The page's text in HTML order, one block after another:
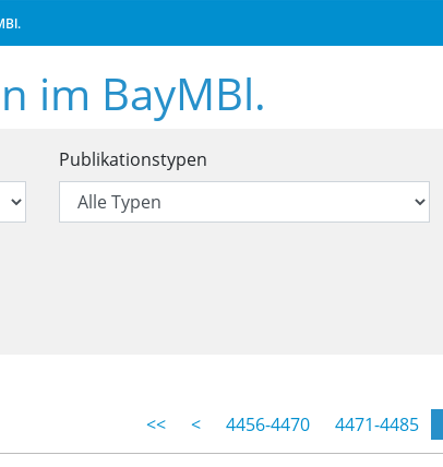
im BayMBl.
im BayMBl.
Publikationstypen
<< < 4456-4470 4471-4485